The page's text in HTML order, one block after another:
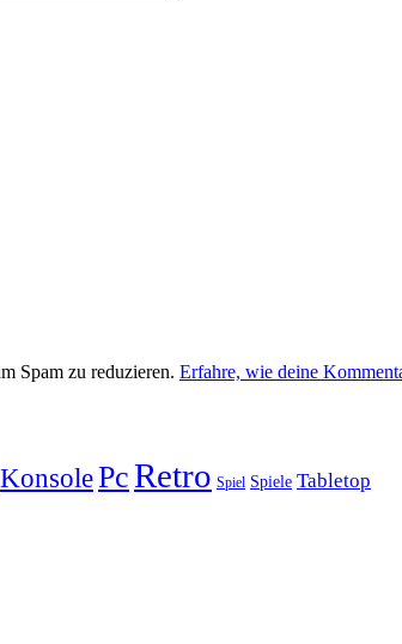
Spam zu reduzieren. Erfahre, wie deine
KonsolePcRetro Spiel Spiele Tabletop